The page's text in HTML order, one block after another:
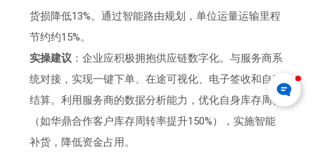
货损降低13%。通过智能路由规划，单位运量运输里程
节约约15%。
实操建议 ：企业应积极拥抱供应链数字化。与服务商系
统对接，实现一键下单、在途可视化、电子签收和自动
结算。利用服务商的数据分析能力，优化自身库存周转
（如华鼎合作客户库存周转率提升150%），实施智能
补货，降低资金占用。